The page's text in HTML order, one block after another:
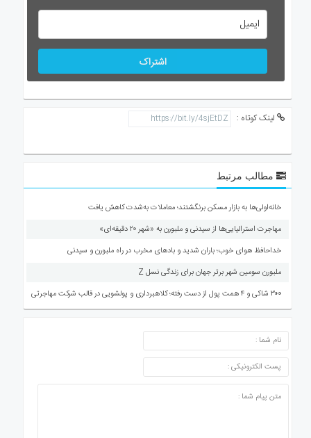
اشتراک
لینک کوتاه :
مطالب مرتبط
خانه‌اولی‌ها به بازار مسکن برنگشتند؛ معاملات به‌شدت کاهش یافت
مهاجرت استرالیایی‌ها از سیدنی و ملبورن به «شهر ۲۰ دقیقه‌ای»
خداحافظ هوای خوب؛ باران شدید و بادهای مخرب در راه ملبورن و سیدنی
ملبورن سومین شهر برتر جهان برای زندگی نسل Z
۳۰۰ شاکی و ۴ همت پول از دست رفته؛ کلاهبرداری و پولشویی در قالب شرکت مهاجرتی
ارسال دیدگاه